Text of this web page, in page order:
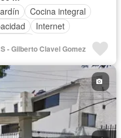
Cocina integral
Internet
Zonas verdes
con closet
- Gilberto Clavel Gomez